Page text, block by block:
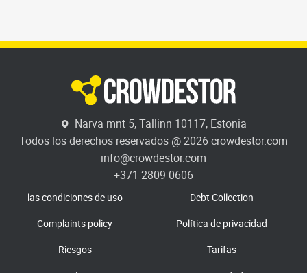
Narva mnt 5, Tallinn 10117, Estonia
Todos los derechos reservados @ 2026 crowdestor.com
info@crowdestor.com
+371 2809 0606
las condiciones de uso Debt Collection
Complaints policy Política de privacidad
Riesgos Tarifas